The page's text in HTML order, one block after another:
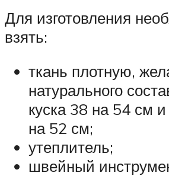
Для изготовления
взять:
ткань плотную,
натурального
куска 38 на 54 см
на 52 см;
утеплитель;
швейный